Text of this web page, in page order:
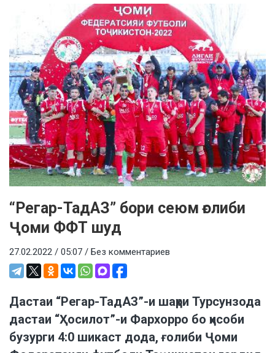
“Регар-ТадАЗ” бори сеюм ғолиби
Ҷоми ФФТ шуд
27.02.2022 / 05:07 / Без комментариев
Дастаи “Регар-ТадАЗ”-и шаҳри Турсунзода
дастаи “Ҳосилот”-и Фархорро бо ҳисоби
бузурги 4:0 шикаст дода, ғолиби Ҷоми